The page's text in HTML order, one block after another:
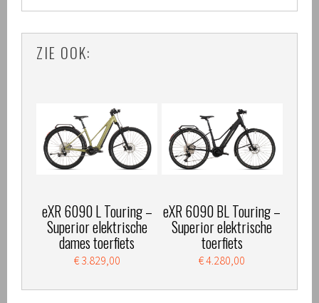
ZIE OOK:
eXR 6090 L Touring –
Superior elektrische
dames toerfiets
€ 3.829,00
eXR 6090 BL Touring –
Superior elektrische
toerfiets
€ 4.280,00